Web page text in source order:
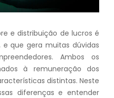
e distribuição de lucros é
que gera muitas dúvidas
Ambos os
à remuneração dos
distintas. Neste
diferenças e entender